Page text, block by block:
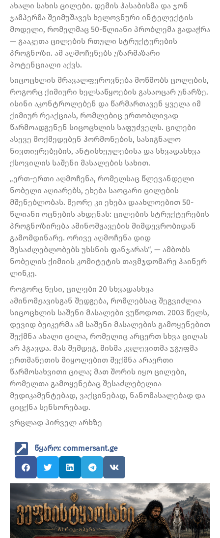
ახალი სახის ცილები. დემის ჰასაბისმა და ჯონ
ჯამპერმა შეიმუშავეს ხელოვნური ინტელექტის
მოდელი, რომელმაც 50-წლიანი პრობლემა გადაჭრა
— გააკეთა ცილების რთული სტრუქტურების
პროგნოზი. ამ აღმოჩენებს უზარმაზარი
პოტენციალი აქვს.
სიცოცხლის მრავალფეროვნება მოწმობს ცოლების,
როგორც ქიმიური ხელსაწყოების გასაოცარ უნარზე.
ისინი აკონტროლებენ და წარმართავენ ყველა იმ
ქიმიურ რეაქციას, რომლებიც ერთობლივად
წარმოადგენენ სიცოცხლის საფუძველს. ცილები
ასევე მოქმედებენ ჰორმონების, სასიგნალო
ნივთიერებების, ანტისხეულებისა და სხვადასხვა
ქსოვილის საშენი მასალების სახით.
„ერთ-ერთი აღმოჩენა, რომელსაც წლევანდელი
ნობელი აღიარებს, ეხება საოცარი ცილების
მშენებლობას. მეორე კი ეხება დაახლოებით 50-
წლიანი ოცნების ახდენას: ცილების სტრუქტურების
პროგნოზირება ამინომჟავების მიმდევრობიდან
გამომდინარე. ორივე აღმოჩენა დიდ
შესაძლებლობებს უხსნის ფანჯარას“, — ამბობს
ნობელის ქიმიის კომიტეტის თავმჯდომარე ჰაინერ
ლინკე.
როგორც წესი, ცილები 20 სხვადასხვა
ამინომჟავისგან შედგება, რომლებსაც შეგვიძლია
სიცოცხლის საშენი მასალები ვუწოდოთ. 2003 წელს,
დევიდ ბეიკერმა ამ საშენი მასალების გამოყენებით
შექმნა ახალი ცილა, რომელიც არცერთ სხვა ცილას
არ ჰგავდა. მას შემდეგ, მისმა კვლევითმა ჯგუფმა
ერთმანეთის მიყოლებით შექმნა არაერთი
წარმოსახვითი ცილა; მათ შორის იყო ცილები,
რომელთა გამოყენებაც შესაძლებელია
მედიკამენტებად, ვაქცინებად, ნანომასალებად და
ციცქნა სენსორებად.
ვრცლად პირველ არხზე
წყარო: commersant.ge